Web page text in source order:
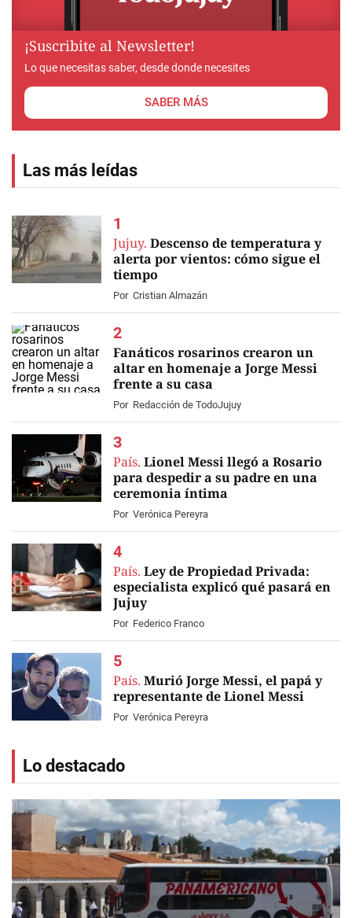
¡Suscribite al Newsletter!
Lo que necesitas saber, desde donde necesites
SABER MÁS
Las más leídas
Jujuy. Descenso de temperatura y
alerta por vientos: cómo sigue el
tiempo
Por Cristian Almazán
Fanáticos rosarinos crearon un
altar en homenaje a Jorge Messi
frente a su casa
Por Redacción de TodoJujuy
País. Lionel Messi llegó a Rosario
para despedir a su padre en una
ceremonia íntima
Por Verónica Pereyra
País. Ley de Propiedad Privada:
especialista explicó qué pasará en
Jujuy
Por Federico Franco
País. Murió Jorge Messi, el papá y
representante de Lionel Messi
Por Verónica Pereyra
Lo destacado